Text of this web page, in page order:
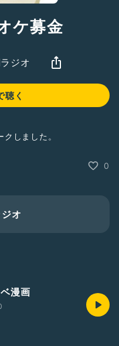
ケ募金
ジオ
聴く
しました。
0
オ
漫画